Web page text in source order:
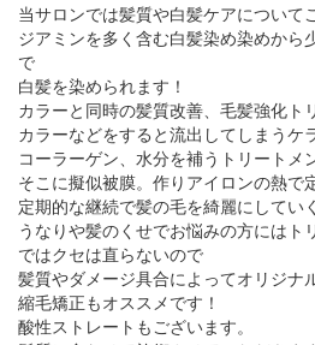
当サロンでは髪質や白髪ケアについて
ジアミンを多く含む白髪染め染めから
で
白髪を染められます！
カラーと同時の髪質改善、毛髪強化ト
カラーなどをすると流出してしまうケ
コーラーゲン、水分を補うトリートメ
そこに擬似被膜。作りアイロンの熱で
定期的な継続で髪の毛を綺麗にしてい
うなりや髪のくせでお悩みの方にはト
ではクセは直らないので
髪質やダメージ具合によってオリジナ
縮毛矯正もオススメです！
酸性ストレートもございます。